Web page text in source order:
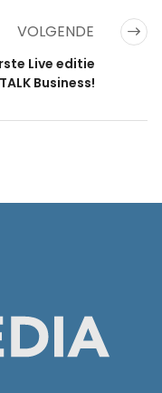
VOLGENDE
Live editie
Business!